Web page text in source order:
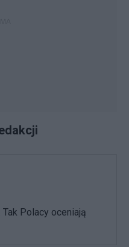
Polacy oceniają